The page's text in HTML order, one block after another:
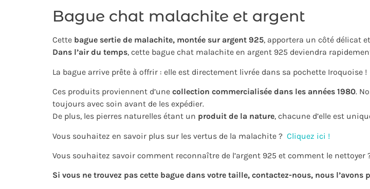
Bague chat malachite et argent
Cette bague sertie de malachite, montée sur argent 925, apportera un côté délicat
Dans l’air du temps, cette bague chat malachite en argent 925 deviendra
La bague arrive prête à offrir : elle est directement livrée dans sa pochette Iroquoise !
Ces produits proviennent d’une collection commercialisée dans les années 1980.
toujours avec soin avant de les expédier.
De plus, les pierres naturelles étant un produit de la nature, chacune d’elle est
Vous souhaitez en savoir plus sur les vertus de la malachite ? Cliquez ici !
Vous souhaitez savoir comment reconnaître de l’argent 925 et comment le nettoyer
Si vous ne trouvez pas cette bague dans votre taille, contactez-nous, nous l’avons